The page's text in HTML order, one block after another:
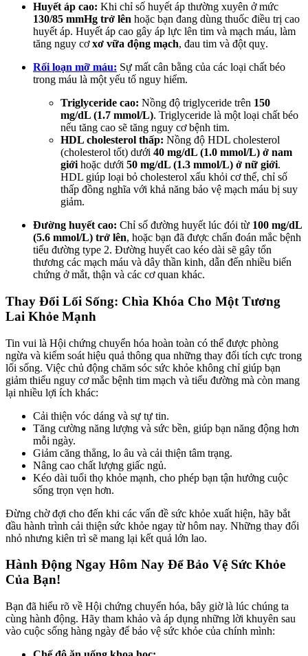
Huyết áp cao: Khi chỉ số huyết áp thường xuyên ở mức
130/85 mmHg trở lên hoặc bạn đang dùng thuốc điều trị cao
huyết áp. Huyết áp cao gây áp lực lên tim và mạch máu, làm
tăng nguy cơxơ vữa động mạch, đau tim và đột quỵ.
Rối loạn mỡ máu: Sự mất cân bằng của các loại chất béo
trong máu là một yếu tố nguy hiểm.
Triglyceride cao: Nồng độ triglyceride trên 150
mg/dL (1.7 mmol/L). Triglyceride là một loại chất béo
nếu tăng cao sẽ tăng nguy cơ bệnh tim.
HDL cholesterol thấp: Nồng độ HDL cholesterol
(cholesterol tốt) dưới 40 mg/dL (1.0 mmol/L) ở nam
giới hoặc dưới 50 mg/dL (1.3 mmol/L) ở nữ giới.
HDL giúp loại bỏ cholesterol xấu khỏi cơ thể, chỉ số
thấp đồng nghĩa với khả năng bảo vệ mạch máu bị suy
giảm.
Đường huyết cao: Chỉ số đường huyết lúc đói từ 100 mg/dL
(5.6 mmol/L) trở lên, hoặc bạn đã được chẩn đoán mắc bệnh
tiểu đường type 2. Đường huyết cao kéo dài sẽ gây tổn
thương các mạch máu và dây thần kinh, dẫn đến nhiều biến
chứng ở mắt, thận và các cơ quan khác.
Thay Đổi Lối Sống: Chìa Khóa Cho Một Tương
Lai Khỏe Mạnh
Tin vui là Hội chứng chuyển hóa hoàn toàn có thể được phòng
ngừa và kiểm soát hiệu quả thông qua những thay đổi tích cực trong
lối sống. Việc chủ động chăm sóc sức khỏe không chỉ giúp bạn
giảm thiểu nguy cơ mắc bệnh tim mạch và tiểu đường mà còn mang
lại nhiều lợi ích khác:
Cải thiện vóc dáng và sự tự tin.
Tăng cường năng lượng và sức bền, giúp bạn năng động hơn
mỗi ngày.
Giảm căng thẳng, lo âu và cải thiện tâm trạng.
Nâng cao chất lượng giấc ngủ.
Kéo dài tuổi thọ khỏe mạnh, cho phép bạn tận hưởng cuộc
sống trọn vẹn hơn.
Đừng chờ đợi cho đến khi các vấn đề sức khỏe xuất hiện, hãy bắt
đầu hành trình cải thiện sức khỏe ngay từ hôm nay. Những thay đổi
nhỏ nhưng kiên trì sẽ mang lại kết quả lớn lao.
Hành Động Ngay Hôm Nay Để Bảo Vệ Sức Khỏe
Của Bạn!
Bạn đã hiểu rõ về Hội chứng chuyển hóa, bây giờ là lúc chúng ta
cùng hành động. Hãy tham khảo và áp dụng những lời khuyên sau
vào cuộc sống hàng ngày để bảo vệ sức khỏe của chính mình: